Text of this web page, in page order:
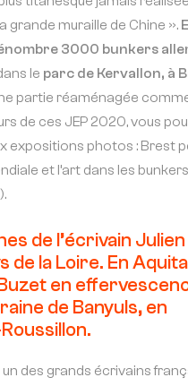
grande muraille de Chine ».
3000 bunkers
le parc de Kervallon, à
partie réaménagée
de ces JEP 2020, vous
expositions photos : Brest
et l’art dans les
de l’écrivain
de la Loire. En
en
de Banyuls, en
des grands écrivains